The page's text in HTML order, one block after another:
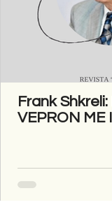
Frank Shkreli:
VEPRON ME